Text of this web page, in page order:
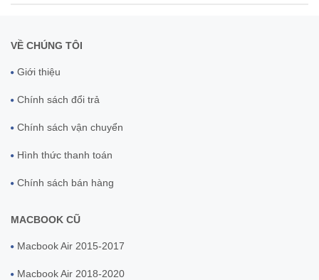
VỀ CHÚNG TÔI
Giới thiệu
Chính sách đổi trả
Chính sách vận chuyển
Hình thức thanh toán
Chính sách bán hàng
MACBOOK CŨ
Macbook Air 2015-2017
Macbook Air 2018-2020